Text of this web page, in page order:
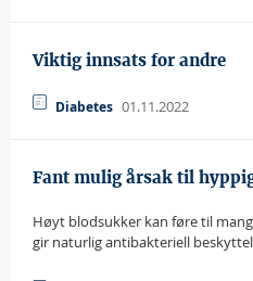
Viktig innsats for andre
Diabetes 01.11.2022
Fant mulig årsak til
Høyt blodsukker kan føre til
gir naturlig antibakteriell